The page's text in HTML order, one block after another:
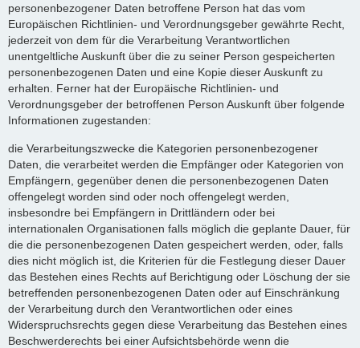
personenbezogener Daten betroffene Person hat das vom
Europäischen Richtlinien- und Verordnungsgeber gewährte Recht,
jederzeit von dem für die Verarbeitung Verantwortlichen
unentgeltliche Auskunft über die zu seiner Person gespeicherten
personenbezogenen Daten und eine Kopie dieser Auskunft zu
erhalten. Ferner hat der Europäische Richtlinien- und
Verordnungsgeber der betroffenen Person Auskunft über folgende
Informationen zugestanden:
die Verarbeitungszwecke die Kategorien personenbezogener
Daten, die verarbeitet werden die Empfänger oder Kategorien von
Empfängern, gegenüber denen die personenbezogenen Daten
offengelegt worden sind oder noch offengelegt werden,
insbesondre bei Empfängern in Drittländern oder bei
internationalen Organisationen falls möglich die geplante Dauer, für
die die personenbezogenen Daten gespeichert werden, oder, falls
dies nicht möglich ist, die Kriterien für die Festlegung dieser Dauer
das Bestehen eines Rechts auf Berichtigung oder Löschung der sie
betreffenden personenbezogenen Daten oder auf Einschränkung
der Verarbeitung durch den Verantwortlichen oder eines
Widerspruchsrechts gegen diese Verarbeitung das Bestehen eines
Beschwerderechts bei einer Aufsichtsbehörde wenn die